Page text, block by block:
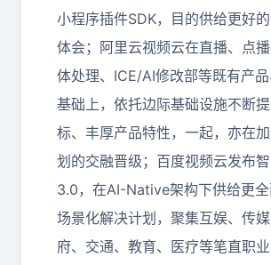
小程序插件SDK，目的供给更好
体会；阿里云视频云在直播、点
体处理、ICE/AI修改部等既有产品
基础上，依托边际基础设施不断
标、丰厚产品特性，一起，亦在
划的交融晋级；百度视频云发布
3.0，在AI-Native架构下供给更
场景化解决计划，聚集互娱、传
府、交通、教育、医疗等笔直职